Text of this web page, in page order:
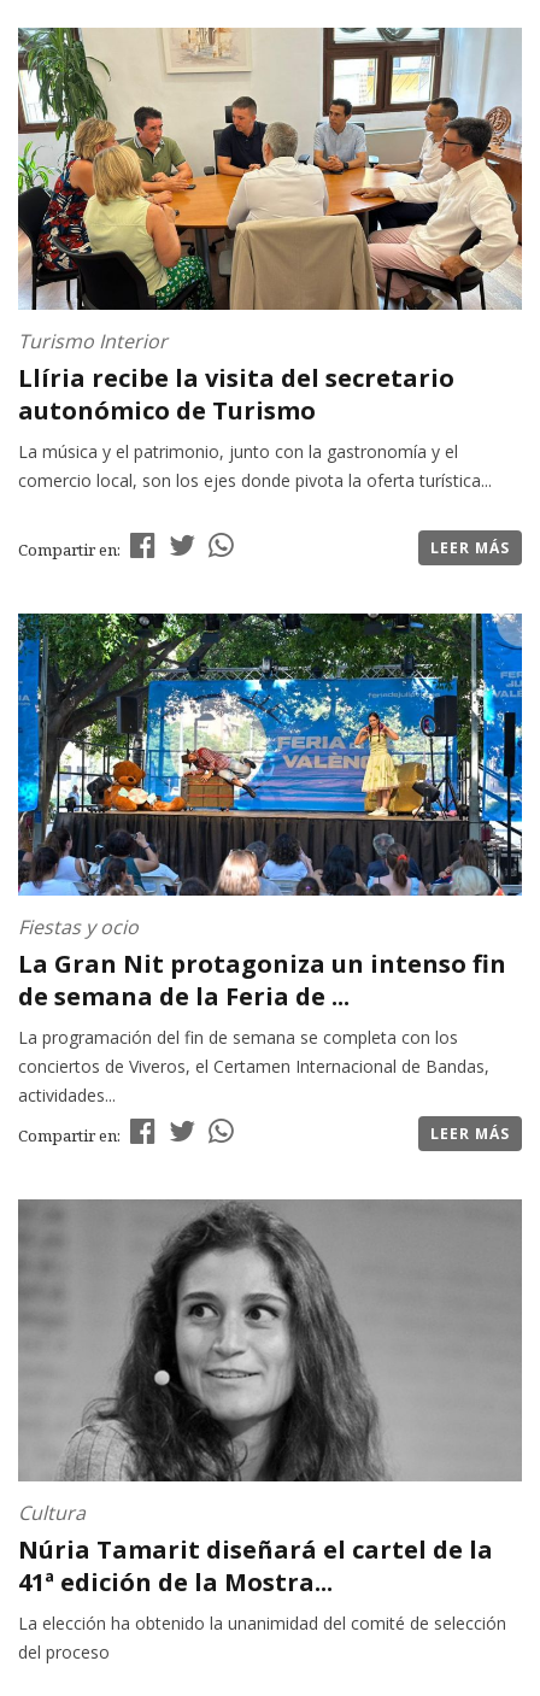
Turismo Interior
Llíria recibe la visita del secretario
autonómico de Turismo
La música y el patrimonio, junto con la gastronomía y el
comercio local, son los ejes donde pivota la oferta turística...
Compartir en: LEER MÁS
Fiestas y ocio
La Gran Nit protagoniza un intenso fin
de semana de la Feria de ...
La programación del fin de semana se completa con los
conciertos de Viveros, el Certamen Internacional de Bandas,
actividades...
Compartir en: LEER MÁS
Cultura
Núria Tamarit diseñará el cartel de la
41ª edición de la Mostra...
La elección ha obtenido la unanimidad del comité de selección
del proceso